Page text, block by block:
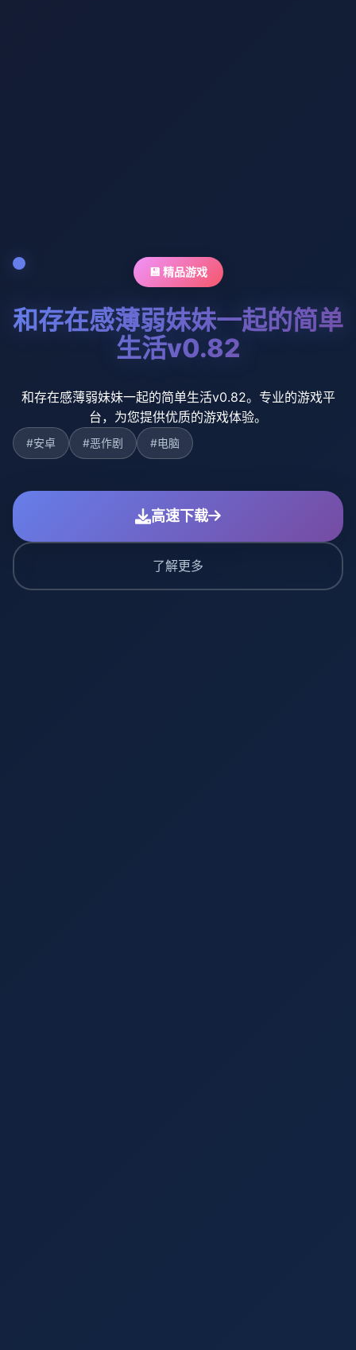
💾 精品游戏
和存在感薄弱妹妹一起的简单
生活v0.82
和存在感薄弱妹妹一起的简单生活v0.82。专业的游戏平
台，为您提供优质的游戏体验。
#安卓 #恶作剧 #电脑
高速下载
了解更多